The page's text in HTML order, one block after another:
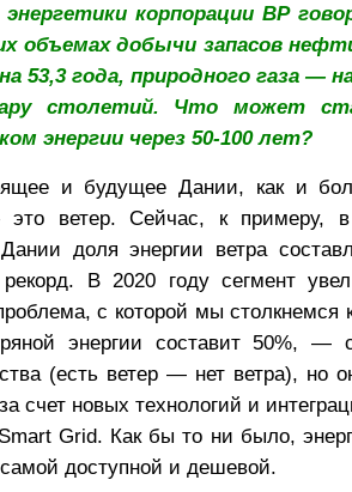
корпорации ВР
объемах добычи запасов
53,3 года, природного газа —
столетий. Что может
энергии через 50-100 лет?
и будущее Дании, как и
ветер. Сейчас, к примеру, в
доля энергии ветра
В 2020 году сегмент
с которой мы столкнемся
энергии составит 50%, —
(есть ветер — нет ветра), но
счет новых технологий и
Grid. Как бы то ни было,
самой доступной и дешевой.